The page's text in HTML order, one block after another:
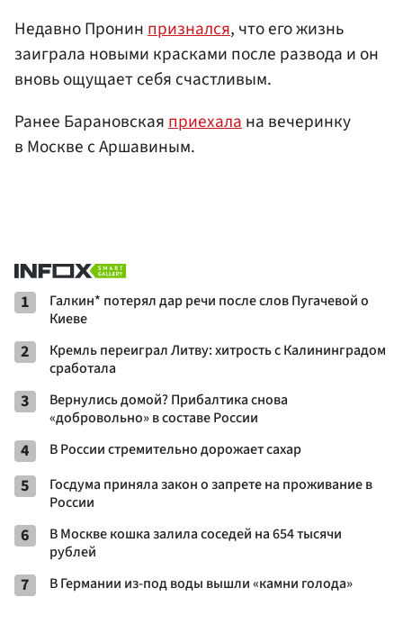
Недавно Пронинпризнался, что его жизнь
заиграла новыми красками после развода и он
вновь ощущает себя счастливым.
Ранее Барановскаяприехалана вечеринку
в Москве с Аршавиным.
1
Галкин* потерял дар речи после слов Пугачевой о
Киеве
2
Кремль переиграл Литву: хитрость с Калининградом
сработала
3
Вернулись домой? Прибалтика снова
«добровольно» в составе России
4 В России стремительно дорожает сахар
5
Госдума приняла закон о запрете на проживание в
России
6
В Москве кошка залила соседей на 654 тысячи
рублей
7 В Германии из-под воды вышли «камни голода»